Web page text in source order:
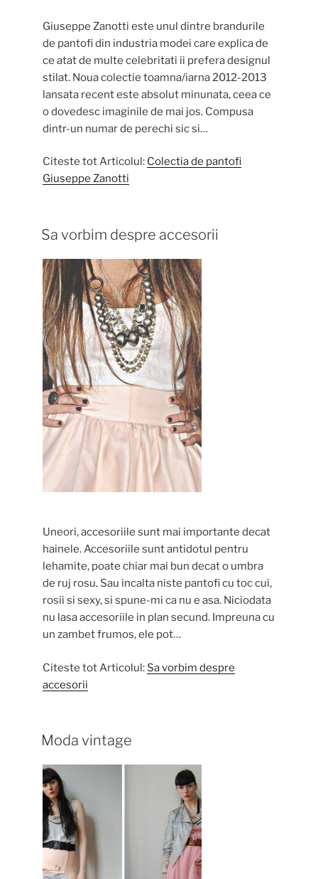
Giuseppe Zanotti este unul dintre brandurile
de pantofi din industria modei care explica de
ce atat de multe celebritati ii prefera designul
stilat. Noua colectie toamna/iarna 2012-2013
lansata recent este absolut minunata, ceea ce
o dovedesc imaginile de mai jos. Compusa
dintr-un numar de perechi sic si…
Citeste tot Articolul: Colectia de pantofi
Giuseppe Zanotti
Sa vorbim despre accesorii
Uneori, accesoriile sunt mai importante decat
hainele. Accesoriile sunt antidotul pentru
lehamite, poate chiar mai bun decat o umbra
de ruj rosu. Sau incalta niste pantofi cu toc cui,
rosii si sexy, si spune-mi ca nu e asa. Niciodata
nu lasa accesoriile in plan secund. Impreuna cu
un zambet frumos, ele pot…
Citeste tot Articolul: Sa vorbim despre
accesorii
Moda vintage